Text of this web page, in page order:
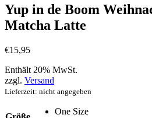
Yup in de Boom
Matcha Latte
€15,95
Enthält 20% MwSt.
zzgl. Versand
Lieferzeit: nicht angegeben
One Size